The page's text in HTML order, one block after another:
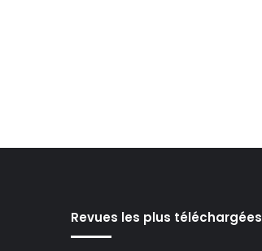
Revues les plus téléchargées